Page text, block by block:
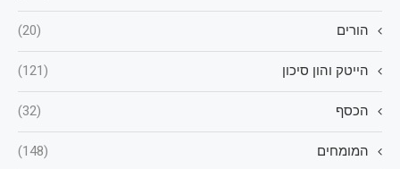
הורים (20)
הייטק והון סיכון (121)
הכסף (32)
המומחים (148)